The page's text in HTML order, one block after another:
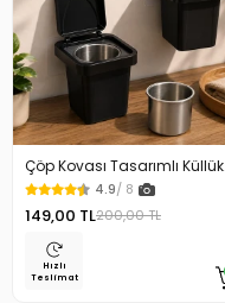
Çöp Kovası Tasarımlı Küllük
Duvar Masaüstü ve Araç İçin
Uygun Kullanım
4.9/ 8
149,00 TL200,00 TL
Hızlı
Teslimat